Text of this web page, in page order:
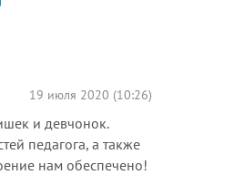
19 июля 2020 (10:26)
и девчонок.
педагога, а также
нам обеспечено!